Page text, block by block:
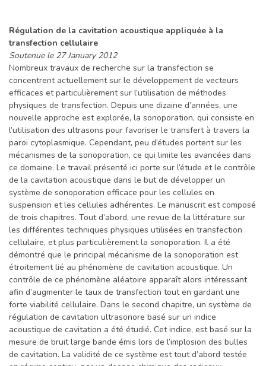
Régulation de la cavitation acoustique appliquée à la
transfection cellulaire
Soutenue le 27 January 2012
Nombreux travaux de recherche sur la transfection se
concentrent actuellement sur le développement de vecteurs
efficaces et particulièrement sur l’utilisation de méthodes
physiques de transfection. Depuis une dizaine d’années, une
nouvelle approche est explorée, la sonoporation, qui consiste en
l’utilisation des ultrasons pour favoriser le transfert à travers la
paroi cytoplasmique. Cependant, peu d’études portent sur les
mécanismes de la sonoporation, ce qui limite les avancées dans
ce domaine. Le travail présenté ici porte sur l’étude et le contrôle
de la cavitation acoustique dans le but de développer un
système de sonoporation efficace pour les cellules en
suspension et les cellules adhérentes. Le manuscrit est composé
de trois chapitres. Tout d’abord, une revue de la littérature sur
les différentes techniques physiques utilisées en transfection
cellulaire, et plus particulièrement la sonoporation. Il a été
démontré que le principal mécanisme de la sonoporation est
étroitement lié au phénomène de cavitation acoustique. Un
contrôle de ce phénomène aléatoire apparaît alors intéressant
afin d’augmenter le taux de transfection tout en gardant une
forte viabilité cellulaire. Dans le second chapitre, un système de
régulation de cavitation ultrasonore basé sur un indice
acoustique de cavitation a été étudié. Cet indice, est basé sur la
mesure de bruit large bande émis lors de l’implosion des bulles
de cavitation. La validité de ce système est tout d’abord testée